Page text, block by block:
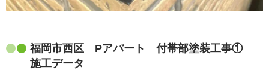
福岡市西区 Pアパート 付帯部塗装工事①
施工データ